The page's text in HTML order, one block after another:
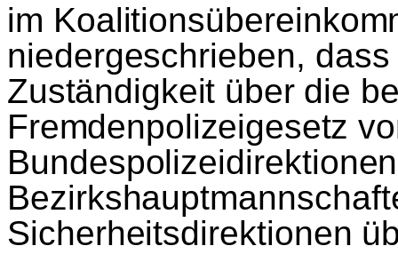
im Koalitionsü
niedergeschrieben, dass
Zuständigkeit über die
Fremdenpolizeigesetz
Sicherheitsdirektionen ü